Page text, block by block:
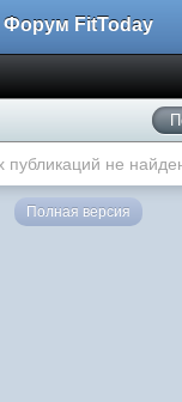
Форум FitToday
публикаций не
Полная версия